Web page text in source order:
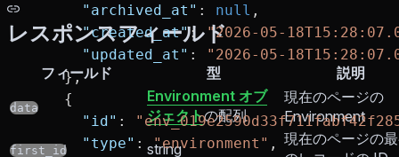
      "archived_at"
: null ,
      "created_at"
: "2026-05-
      "updated_at"
:
"2026-05-
    },
    {
      "id"
:
      "type"
: "environment" ,
レスポンスフィールド
フィールド 型 説明
data
Environment オブ
ジェクトの配列
現在のページの
Environment
first_id string
現在のページの